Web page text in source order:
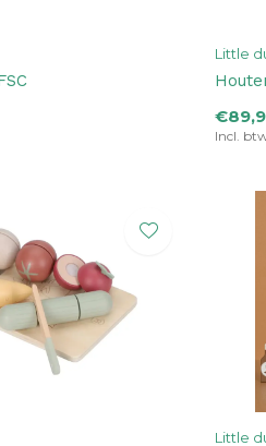
Little
Incl.
Little